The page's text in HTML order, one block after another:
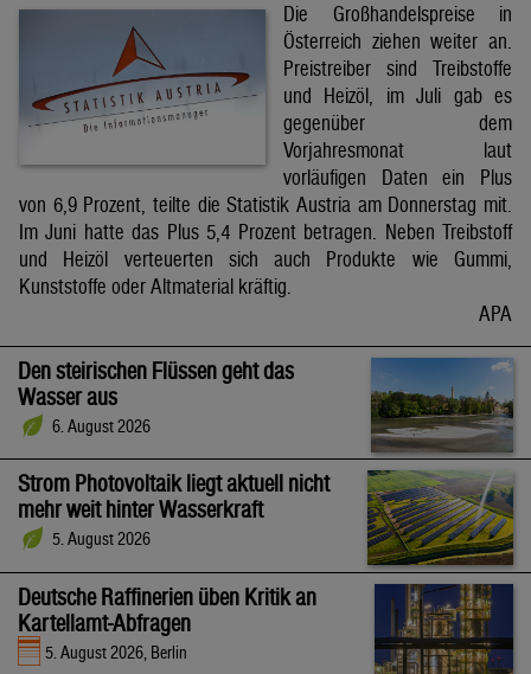
Die Großhandelspreise in
Österreich ziehen weiter an.
Preistreiber sind Treibstoffe
und Heizöl, im Juli gab es
gegenüber dem
Vorjahresmonat laut
vorläufigen Daten ein Plus
von 6,9 Prozent, teilte die Statistik Austria am Donnerstag mit.
Im Juni hatte das Plus 5,4 Prozent betragen. Neben Treibstoff
und Heizöl verteuerten sich auch Produkte wie Gummi,
Kunststoffe oder Altmaterial kräftig.
APA
Den steirischen Flüssen geht das
Wasser aus
6. August 2026
Strom Photovoltaik liegt aktuell nicht
mehr weit hinter Wasserkraft
5. August 2026
Deutsche Raffinerien üben Kritik an
Kartellamt-Abfragen
5. August 2026, Berlin